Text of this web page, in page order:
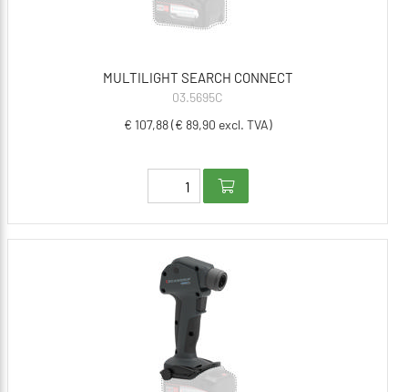
MULTILIGHT SEARCH CONNECT
03.5695C
€ 107,88 (€ 89,90 excl. TVA)